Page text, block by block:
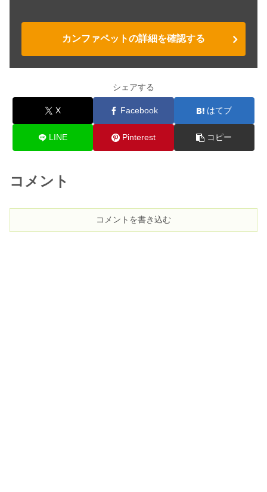
セキセイインコのハルクインの性格
は？年齢や性別の見分け方を解説！
セキセイインコのおしゃべりはいつか
ら？教え方やコツを解説！
文鳥の卵が孵化しそう！対処法＆産ん
だ後のアフターケア！
の意味を徹底解説！
カンファペットの詳細を確認する
シェアする
X Facebook はてブ
LINE Pinterest コピー
コメント
コメントを書き込む